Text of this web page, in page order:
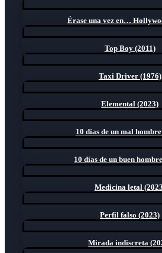
Érase una vez en…
Top Boy (2011)
Taxi Driver (1976)
Elemental (2023)
10 días de un mal
10 días de un buen
Medicina letal
Perfil falso (2023)
Mirada indiscreta